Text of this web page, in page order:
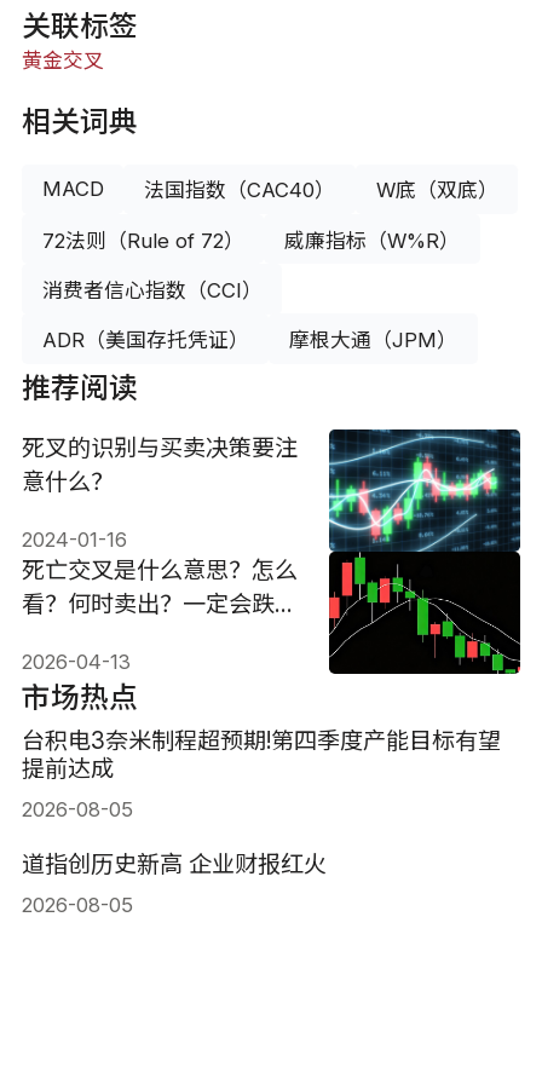
关联标签
黄金交叉
相关词典
MACD 法国指数（CAC40） W底（双底）
72法则（Rule of 72） 威廉指标（W%R）
消费者信心指数（CCI）
ADR（美国存托凭证） 摩根大通（JPM）
推荐阅读
死叉的识别与买卖决策要注
意什么？
2024-01-16
死亡交叉是什么意思？怎么
看？何时卖出？一定会跌
2026-04-13
市场热点
台积电3奈米制程超预期!第四季度产能目标有望
提前达成
2026-08-05
道指创历史新高 企业财报红火
2026-08-05